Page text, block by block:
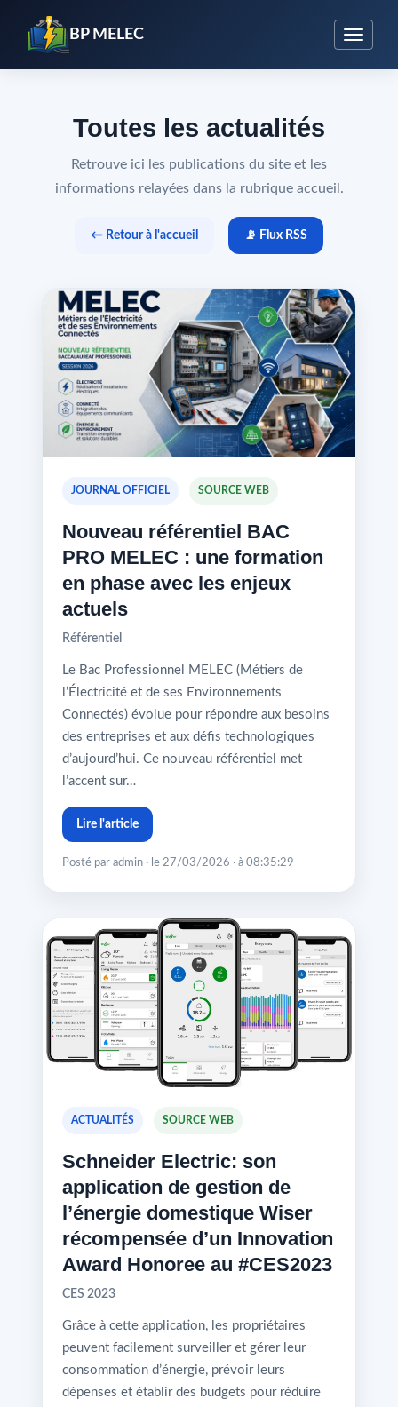
BP MELEC
Toutes les actualités
Retrouve ici les publications du site et les
informations relayées dans la rubrique accueil.
← Retour à l'accueil 📡 Flux RSS
JOURNAL OFFICIEL SOURCE WEB
Nouveau référentiel BAC
PRO MELEC : une formation
en phase avec les enjeux
actuels
Référentiel
Le Bac Professionnel MELEC (Métiers de
l’Électricité et de ses Environnements
Connectés) évolue pour répondre aux besoins
des entreprises et aux défis technologiques
d’aujourd’hui. Ce nouveau référentiel met
l’accent sur…
Lire l'article
Posté par admin · le 27/03/2026 · à 08:35:29
ACTUALITÉS SOURCE WEB
Schneider Electric: son
application de gestion de
l’énergie domestique Wiser
récompensée d’un Innovation
Award Honoree au #CES2023
CES 2023
Grâce à cette application, les propriétaires
peuvent facilement surveiller et gérer leur
consommation d’énergie, prévoir leurs
dépenses et établir des budgets pour réduire